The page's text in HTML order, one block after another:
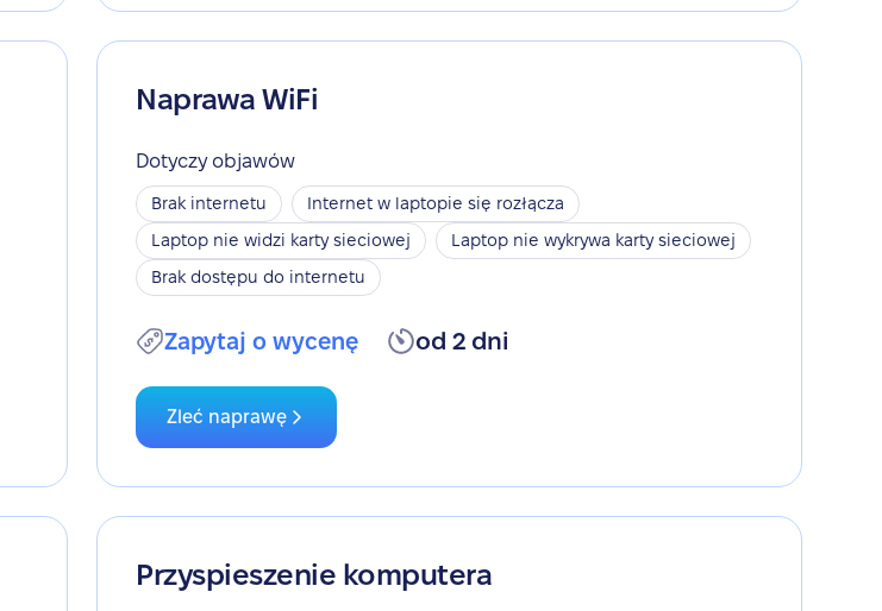
Naprawa WiFi
Dotyczy objawów
Brak internetu
Internet w laptopie się rozłącza
Laptop nie widzi karty sieciowej
Laptop nie wykrywa karty sieciowej
Brak dostępu do internetu
Zapytaj o wycenę od 2 dni
Zleć naprawę
Przyspieszenie komputera